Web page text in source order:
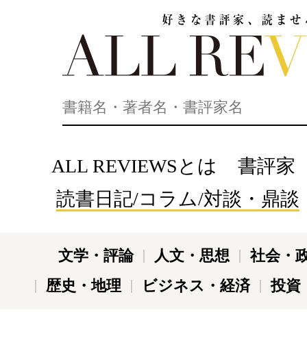
ALL REVIEWSとは
書評家
読書日記/コラム/対談・鼎談
文学・評論 人文・思想
社会・
歴史・地理
ビジネス・経済 投資